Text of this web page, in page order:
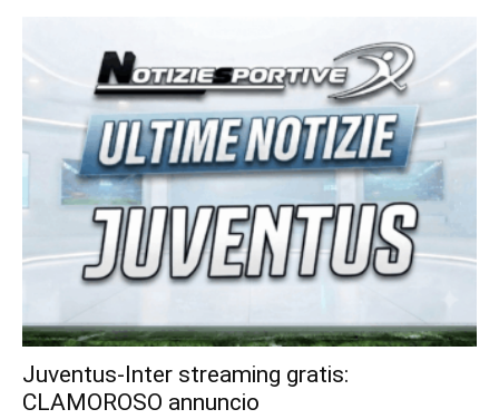
Juventus-Inter streaming gratis:
CLAMOROSO annuncio